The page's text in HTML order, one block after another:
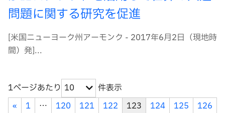
問題に関する研究を促進
[米国ニューヨーク州アーモンク - 2017年6月2日（現地時
間）発]...
1ページあたり 10
件表示
«
1 … 120 121 122 123 124 125
126